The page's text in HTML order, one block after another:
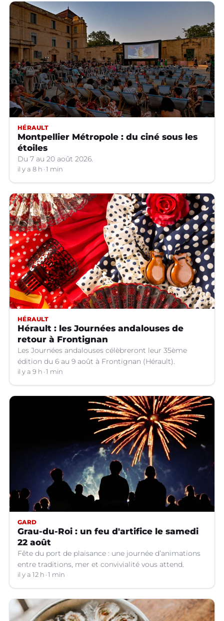
HÉRAULT
Montpellier Métropole : du ciné sous les
étoiles
Du 7 au 20 août 2026.
il y a 8 h 1 min
HÉRAULT
Hérault : les Journées andalouses de
retour à Frontignan
Les Journées andalouses célèbreront leur 35ème
édition du 6 au 9 août à Frontignan (Hérault).
il y a 9 h 1 min
GARD
Grau-du-Roi : un feu d'artifice le samedi
22 août
Fête du port de plaisance : une journée d’animations
entre traditions, mer et convivialité vous attend.
il y a 12 h 1 min